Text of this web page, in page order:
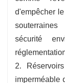
d'empêcher
sécurité
2.
imperméable